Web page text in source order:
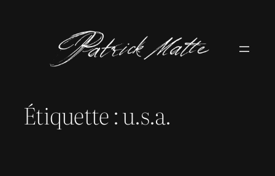
Étiquette :u.s.a.